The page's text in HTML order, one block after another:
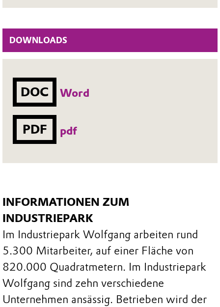
DOWNLOADS
DOC Word
PDF pdf
INFORMATIONEN ZUM
INDUSTRIEPARK
Im Industriepark Wolfgang arbeiten rund
5.300 Mitarbeiter, auf einer Fläche von
820.000 Quadratmetern. Im Industriepark
Wolfgang sind zehn verschiedene
Unternehmen ansässig. Betrieben wird der